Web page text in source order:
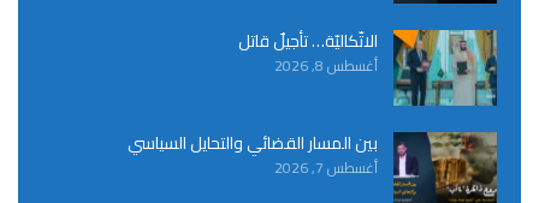
الاتّكاليّة… تأجيلٌ قاتل
أغسطس 8, 2026
بين المسار القضائي والتحايل السياسي
أغسطس 7, 2026